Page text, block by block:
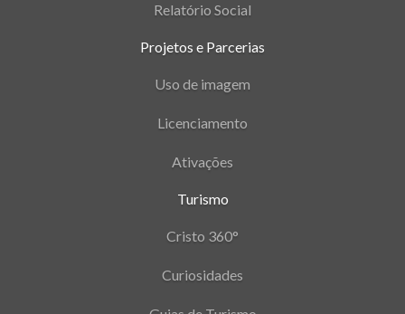
Relatório Social
Projetos e Parcerias
Uso de imagem
Licenciamento
Ativações
Turismo
Cristo 360°
Curiosidades